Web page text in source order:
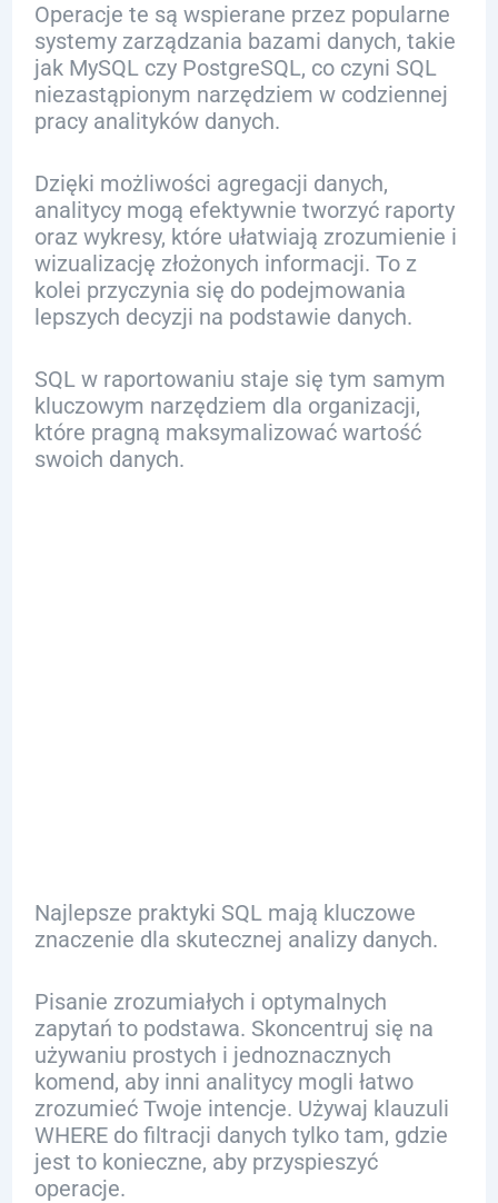
Operacje te są wspierane przez popularne
systemy zarządzania bazami danych, takie
jak MySQL czy PostgreSQL, co czyni SQL
niezastąpionym narzędziem w codziennej
pracy analityków danych.
Dzięki możliwości agregacji danych,
analitycy mogą efektywnie tworzyć raporty
oraz wykresy, które ułatwiają zrozumienie i
wizualizację złożonych informacji. To z
kolei przyczynia się do podejmowania
lepszych decyzji na podstawie danych.
SQL w raportowaniu staje się tym samym
kluczowym narzędziem dla organizacji,
które pragną maksymalizować wartość
swoich danych.
Najlepsze praktyki SQL mają kluczowe
znaczenie dla skutecznej analizy danych.
Pisanie zrozumiałych i optymalnych
zapytań to podstawa. Skoncentruj się na
używaniu prostych i jednoznacznych
komend, aby inni analitycy mogli łatwo
zrozumieć Twoje intencje. Używaj klauzuli
WHERE do filtracji danych tylko tam, gdzie
jest to konieczne, aby przyspieszyć
operacje.